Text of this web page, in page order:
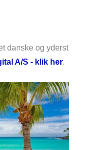
danske og yderst
A/S - klik her.